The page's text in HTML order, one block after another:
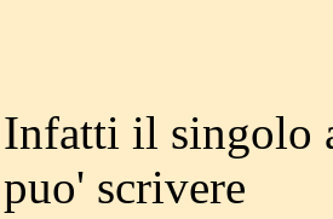
Infatti il singolo
puo' scrivere